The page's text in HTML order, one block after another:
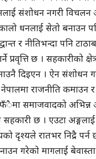
संशोधन नगरी विचलन
धनलाई सेतो बनाउन
र नीतिभन्दा पनि
छ । सहकारीको
दिइएन । ऐन संशोधन
राजनीति कमाउन
समाजवादको
छ । एउटा
दृश्यले रातभर निद्रै
गरेको मागलाई